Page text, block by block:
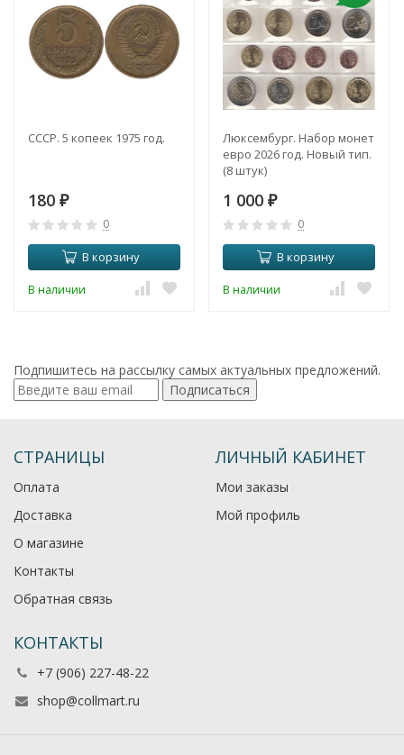
СССР. 5 копеек 1975 год.
180 ₽
0
В корзину
В наличии
Люксембург. Набор монет
евро 2026 год. Новый тип.
(8 штук)
1 000 ₽
0
В корзину
В наличии
Подпишитесь на рассылку самых актуальных предложений.
Подписаться
СТРАНИЦЫ
Оплата
Доставка
О магазине
Контакты
Обратная связь
ЛИЧНЫЙ КАБИНЕТ
Мои заказы
Мой профиль
КОНТАКТЫ
+7 (906) 227-48-22
shop@collmart.ru